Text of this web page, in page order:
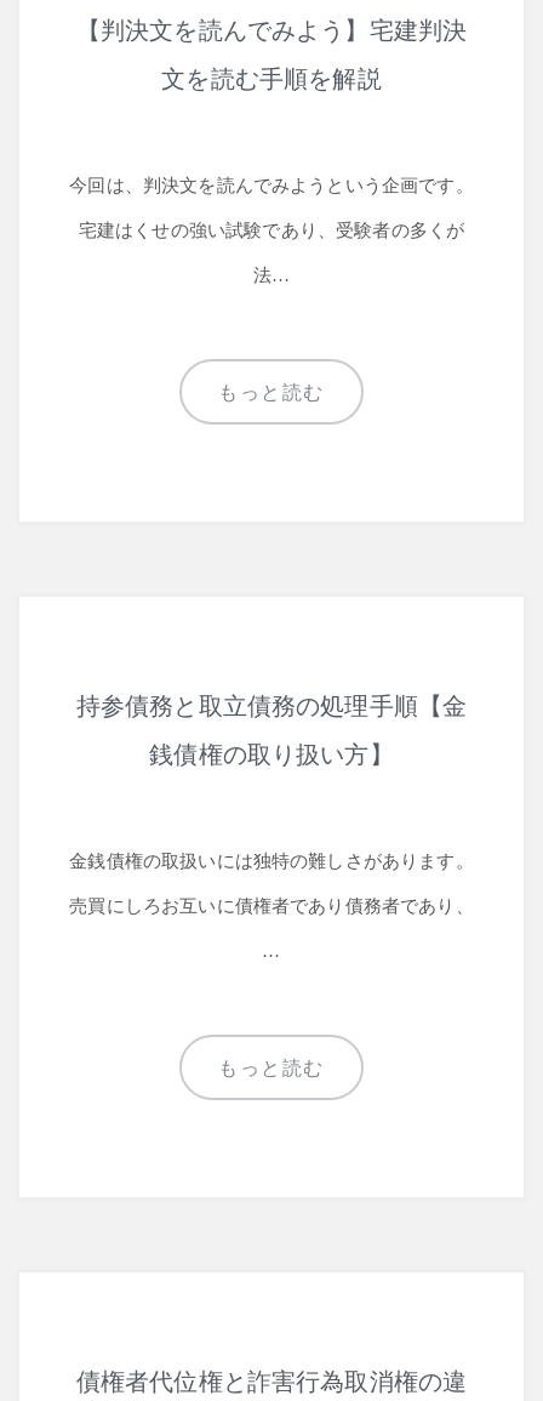
【判決文を読んでみよう】宅建判決
文を読む手順を解説
今回は、判決文を読んでみようという企画です。
宅建はくせの強い試験であり、受験者の多くが
法…
もっと読む
持参債務と取立債務の処理手順【金
銭債権の取り扱い方】
金銭債権の取扱いには独特の難しさがあります。
売買にしろお互いに債権者であり債務者であり、
…
もっと読む
債権者代位権と詐害行為取消権の違